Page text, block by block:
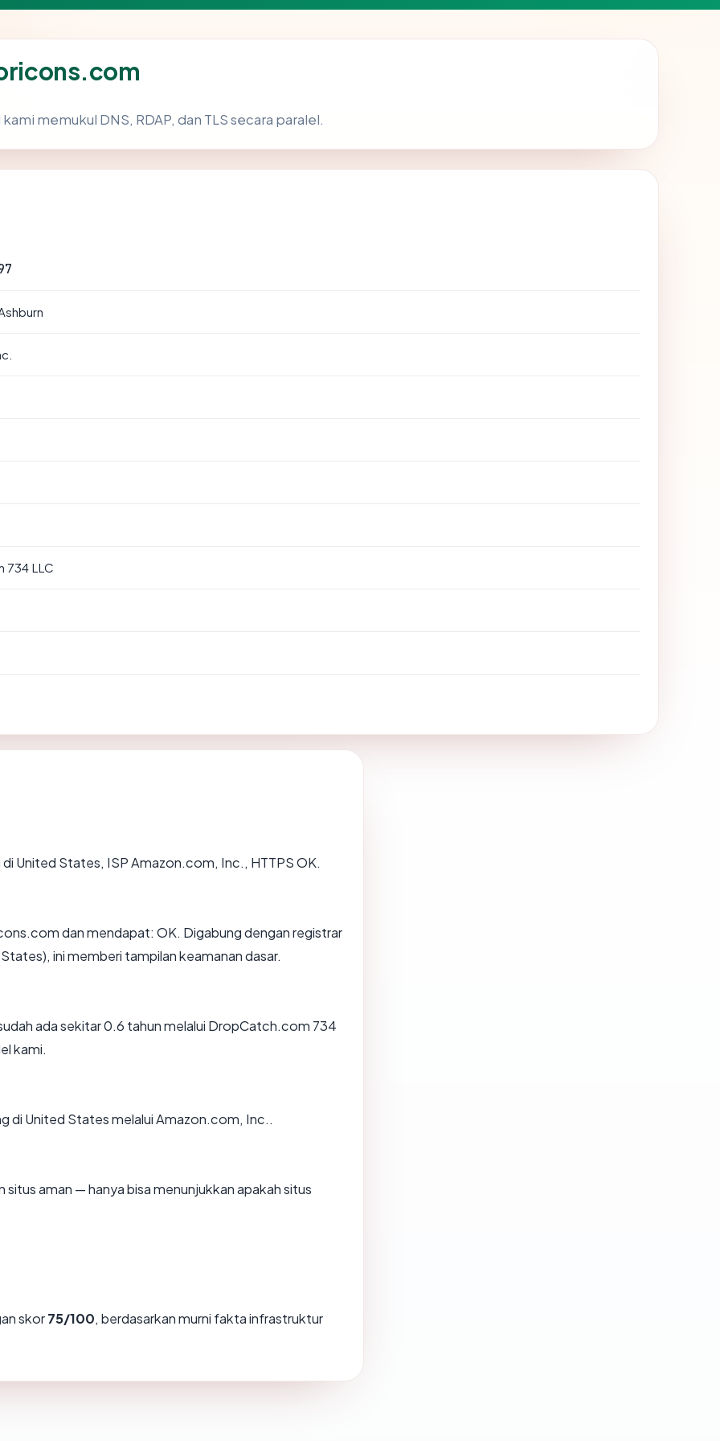
memukul DNS, RDAP, dan TLS secara paralel.
734 LLC
United States, ISP Amazon.com, Inc., HTTPS OK.
dan mendapat: OK. Digabung dengan registrar
ini memberi tampilan keamanan dasar.
ada sekitar 0.6 tahun melalui DropCatch.com 734
kami.
di United States melalui Amazon.com, Inc..
aman — hanya bisa menunjukkan apakah situs
skor75/100, berdasarkan murni fakta infrastruktur